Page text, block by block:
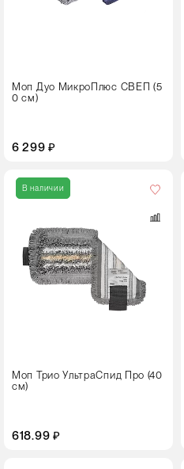
Моп Дуо МикроПлюс СВЕП (5
0 см)
6 299 ₽
В наличии
Моп Трио УльтраСпид Про (40
см)
618.99 ₽
Цвет
Размер,
см
40